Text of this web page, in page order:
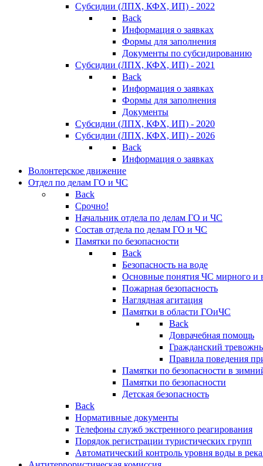
Субсидии (ЛПХ, КФХ, ИП) - 2022
Back
Информация о заявках
Формы для заполнения
Документы по субсидированию
Субсидии (ЛПХ, КФХ, ИП) - 2021
Back
Информация о заявках
Формы для заполнения
Документы
Субсидии (ЛПХ, КФХ, ИП) - 2020
Субсидии (ЛПХ, КФХ, ИП) - 2026
Back
Информация о заявках
Волонтерское движение
Отдел по делам ГО и ЧС
Back
Срочно!
Начальник отдела по делам ГО и ЧС
Состав отдела по делам ГО и ЧС
Памятки по безопасности
Back
Безопасность на воде
Основные понятия ЧС мирного и
Пожарная безопасность
Наглядная агитация
Памятки в области ГОиЧС
Back
Доврачебная помощь
Гражданский
Правила поведения
Памятки по безопасности в
Памятки по безопасности
Детская безопасность
Back
Нормативные документы
Телефоны служб экстренного реагирования
Порядок регистрации туристических групп
Автоматический контроль уровня воды в